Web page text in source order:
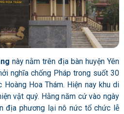
này nằm trên địa bàn huyện Yên
nghĩa chống Pháp trong suốt 30
Hoàng Hoa Thám. Hiện nay khu di
vật quý. Hằng năm cứ vào ngày
địa phương lại nô nức tổ chức lễ